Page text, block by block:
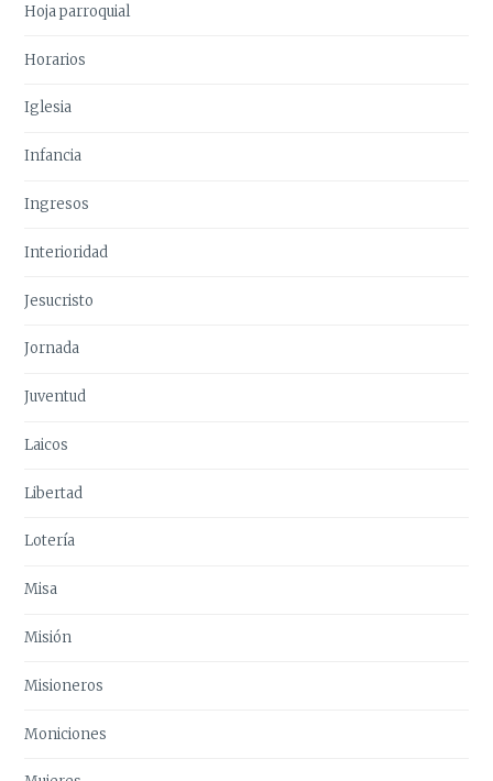
Hoja parroquial
Horarios
Iglesia
Infancia
Ingresos
Interioridad
Jesucristo
Jornada
Juventud
Laicos
Libertad
Lotería
Misa
Misión
Misioneros
Moniciones